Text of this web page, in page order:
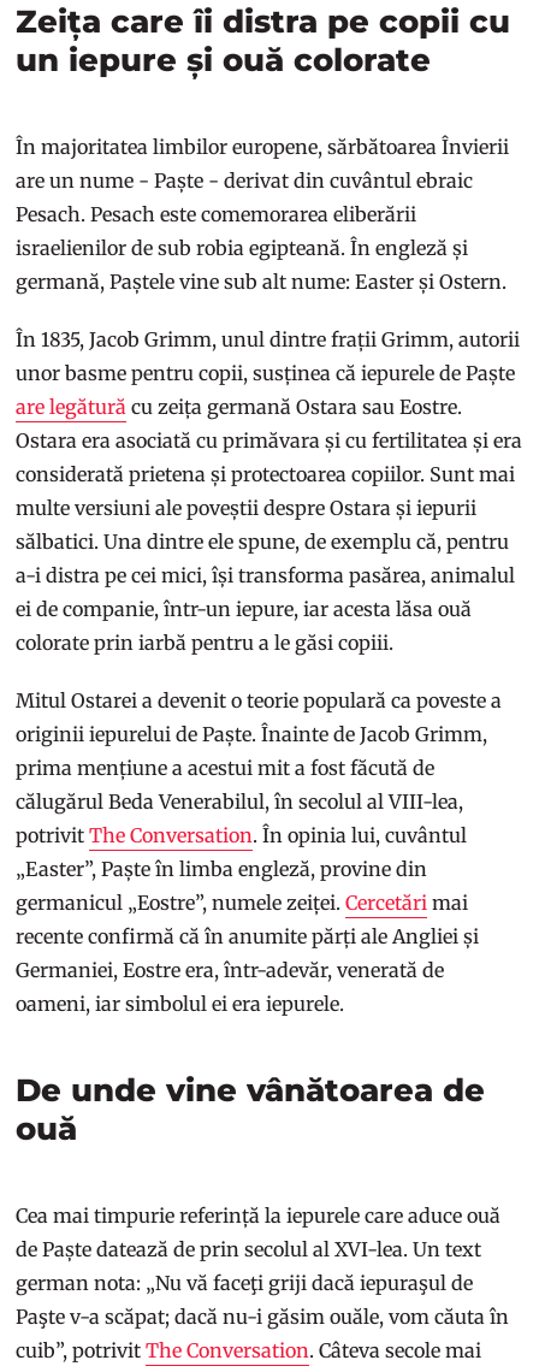
Zeița care îi distra pe copii cu
un iepure și ouă colorate
În majoritatea limbilor europene, sărbătoarea Învierii
are un nume - Paște - derivat din cuvântul ebraic
Pesach. Pesach este comemorarea eliberării
israelienilor de sub robia egipteană. În engleză și
germană, Paștele vine sub alt nume: Easter și Ostern.
În 1835, Jacob Grimm, unul dintre frații Grimm, autorii
unor basme pentru copii, susținea că iepurele de Paște
are legătură cu zeița germană Ostara sau Eostre.
Ostara era asociată cu primăvara și cu fertilitatea și era
considerată prietena și protectoarea copiilor. Sunt mai
multe versiuni ale poveștii despre Ostara și iepurii
sălbatici. Una dintre ele spune, de exemplu că, pentru
a-i distra pe cei mici, își transforma pasărea, animalul
ei de companie, într-un iepure, iar acesta lăsa ouă
colorate prin iarbă pentru a le găsi copiii.
Mitul Ostarei a devenit o teorie populară ca poveste a
originii iepurelui de Paște. Înainte de Jacob Grimm,
prima mențiune a acestui mit a fost făcută de
călugărul Beda Venerabilul, în secolul al VIII-lea,
potrivitThe Conversation. În opinia lui, cuvântul
„Easter”, Paște în limba engleză, provine din
germanicul „Eostre”, numele zeiței.Cercetări mai
recente confirmă că în anumite părți ale Angliei și
Germaniei, Eostre era, într-adevăr, venerată de
oameni, iar simbolul ei era iepurele.
De unde vine vânătoarea de
ouă
Cea mai timpurie referință la iepurele care aduce ouă
de Paște datează de prin secolul al XVI-lea. Un text
german nota: „Nu vă faceţi griji dacă iepuraşul de
Paşte v-a scăpat; dacă nu-i găsim ouăle, vom căuta în
cuib”, potrivitThe Conversation. Câteva secole mai